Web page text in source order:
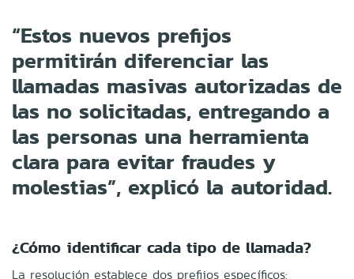
“Estos nuevos prefijos
permitirán diferenciar las
llamadas masivas autorizadas de
las no solicitadas, entregando a
las personas una herramienta
clara para evitar fraudes y
molestias”, explicó la autoridad.
¿Cómo identificar cada tipo de llamada?
La resolución establece dos prefijos específicos: